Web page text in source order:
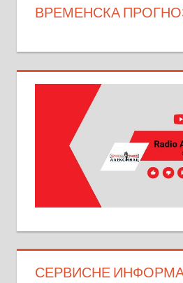
ВРЕМЕНСКА
СЕРВИСНЕ